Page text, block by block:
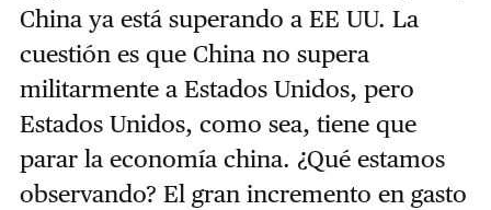
China ya está superando a EE UU. La
cuestión es que China no supera
militarmente a Estados Unidos, pero
Estados Unidos, como sea, tiene que
parar la economía china. ¿Qué estamos
observando? El gran incremento en gasto